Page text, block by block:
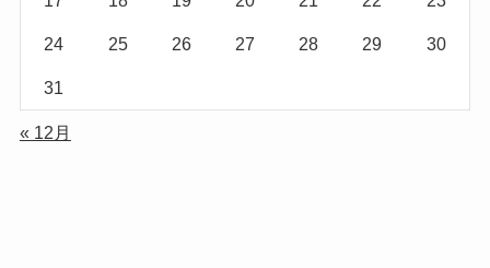
24 25 26 27 28 29 30
31
« 12月